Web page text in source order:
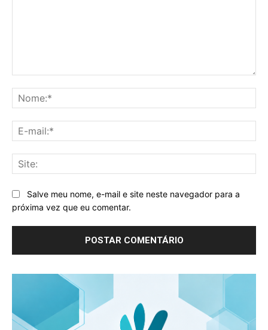
Salve meu nome, e-mail e site neste navegador para a
próxima vez que eu comentar.